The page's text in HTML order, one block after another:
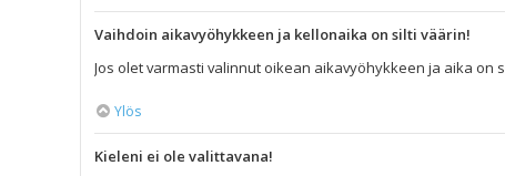
Vaihdoin aikavyöhykkeen ja kellonaika on silti väärin!
Jos olet varmasti valinnut oikean aikavyöhykkeen ja aika
Ylös
Kieleni ei ole valittavana!